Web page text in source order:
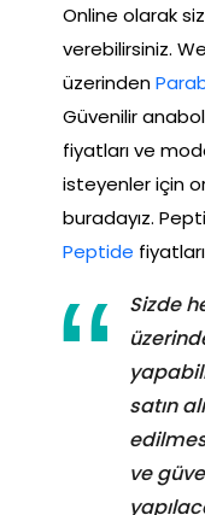
Online olarak
verebilirsiniz.
üzerinden
Güvenilir
fiyatları ve
isteyenler için
buradayız.
Peptide
Sizde
satın
ve